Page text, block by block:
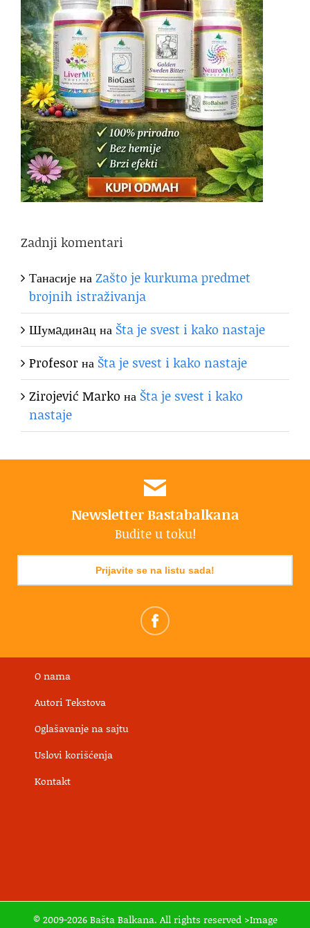
Zadnji komentari
ТанасијенаZašto je kurkuma predmet
brojnih istraživanja
Шумaдинaцна Šta je svest i kako nastaje
Profesorна Šta je svest i kako nastaje
Zirojević Marko на Šta je svest i kako
nastaje
Newsletter Bastabalkana
Budite u toku!
Prijavite se na listu sada!
O nama
Autori Tekstova
Oglašavanje na sajtu
Uslovi korišćenja
Kontakt
© 2009-2026 Bašta Balkana. All rights reserved >Image